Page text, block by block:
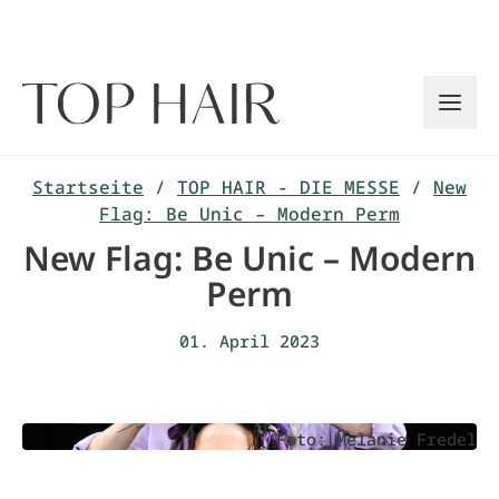
Startseite / TOP HAIR - DIE MESSE / New
Flag: Be Unic – Modern Perm
New Flag: Be Unic – Modern
Perm
01. April 2023
Foto: Melanie Fredel